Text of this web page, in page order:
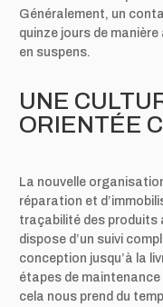
Généralement, un
quinze jours de
en suspens.
UNE
ORIENTÉE
La nouvelle
réparation et
traçabilité des produits
dispose d’un suivi
conception jusqu’à la
étapes de maintenance
cela nous prend du